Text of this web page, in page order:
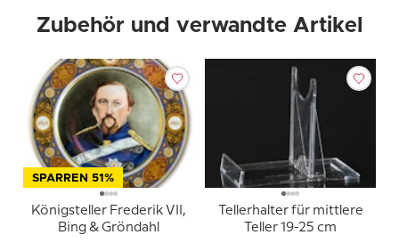
Zubehör und verwandte Artikel
SPARREN 51%
Königsteller Frederik VII,
Bing & Gröndahl
Tellerhalter für mittlere
Teller 19-25 cm